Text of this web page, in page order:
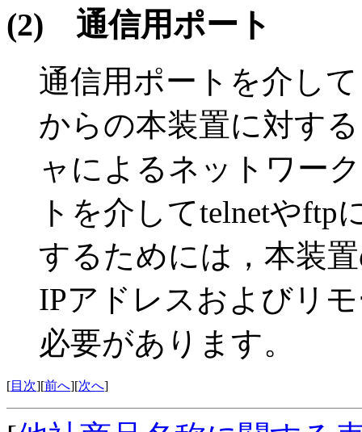
(2) 通信用ポート
通信用ポートを介し
からの本装置に対す
ャによるネットワー
トを介してtelnetや
するためには，本装
IPアドレスおよびリ
必要があります。
[目次][前へ][次へ]